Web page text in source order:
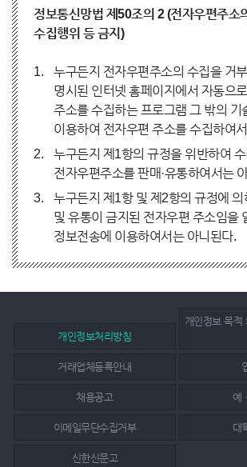
정보통신망법 제50조의 2 (전자우편주소
수집행위 등 금지)
누구든지 전자우편주소의 수집을 거
명시된 인터넷 홈페이지에서 자동으
주소를 수집하는 프로그램 그 밖의 기
이용하여 전자우편 주소를 수집하여
누구든지 제1항의 규정을 위반하여 수
전자우편주소를 판매·유통하여서는
누구든지 제1항 및 제2항의 규정에 의
및 유통이 금지된 전자우편 주소임을
정보전송에 이용하여서는 아니된다.
개인정보처리방침
개인정보 목적
거래업체등록안내
채용공고 예
이메일무단수집거부 대
신한신문고